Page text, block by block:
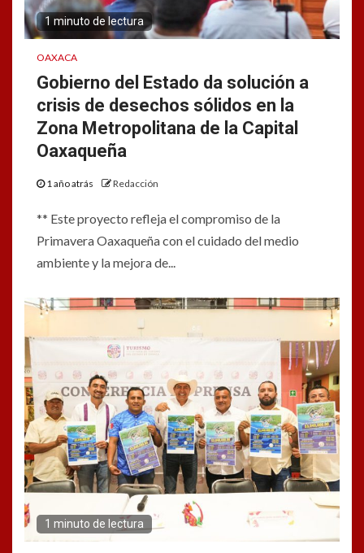
1 minuto de lectura
OAXACA
Gobierno del Estado da solución a
crisis de desechos sólidos en la
Zona Metropolitana de la Capital
Oaxaqueña
1 año atrás Redacción
** Este proyecto refleja el compromiso de la
Primavera Oaxaqueña con el cuidado del medio
ambiente y la mejora de...
1 minuto de lectura